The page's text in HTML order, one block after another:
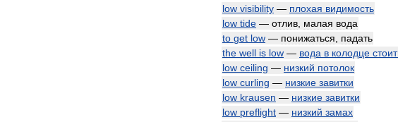
low visibility — плохая видимость
low tide — отлив малая вода
to get low — понижаться
падать
the well is low — вода в колодце стоит
low ceiling — низкий потолок
low curling — низкие завитки
low krausen — низкие завитки
low preflight — низкий замах